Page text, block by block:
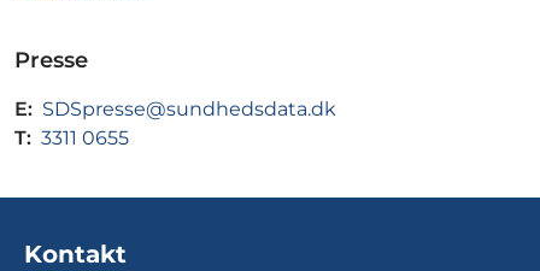
Presse
E: SDSpresse@sundhedsdata.dk
T: 3311 0655
Kontakt